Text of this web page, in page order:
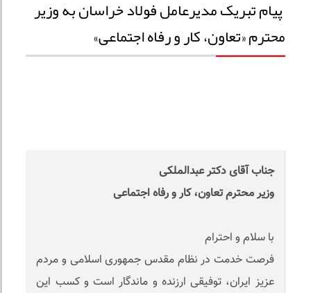
پیام تبریک مدیرعامل فولاد خراسان به وزیر
محترم «تعاون، کار و رفاه اجتماعی»
جناب آقای دکتر عبدالملکی
وزیر محترم تعاون، کار و رفاه اجتماعی
با سلام و احترام
فرصت خدمت در نظام مقدس جمهوری اسلامی و مردم
عزیز ایران، توفیقی ارزنده و ماندگار است و کسب این